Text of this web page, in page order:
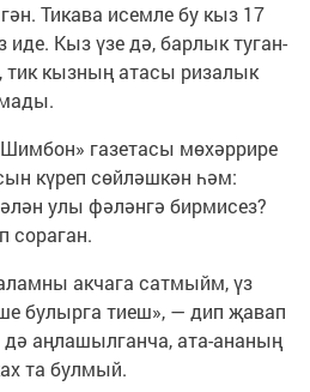
Тикава исемле бу кыз 17
иде. Кыз үзе дә, барлык туган-
тик кызның атасы ризалык
газетасы мөхәррире
күреп сөйләшкән һәм:
улы фәләнгә бирмисез?
сораган.
акчага сатмыйм, үз
булырга тиеш», — дип җавап
аңлашылганча, ата-ананың
та булмый.